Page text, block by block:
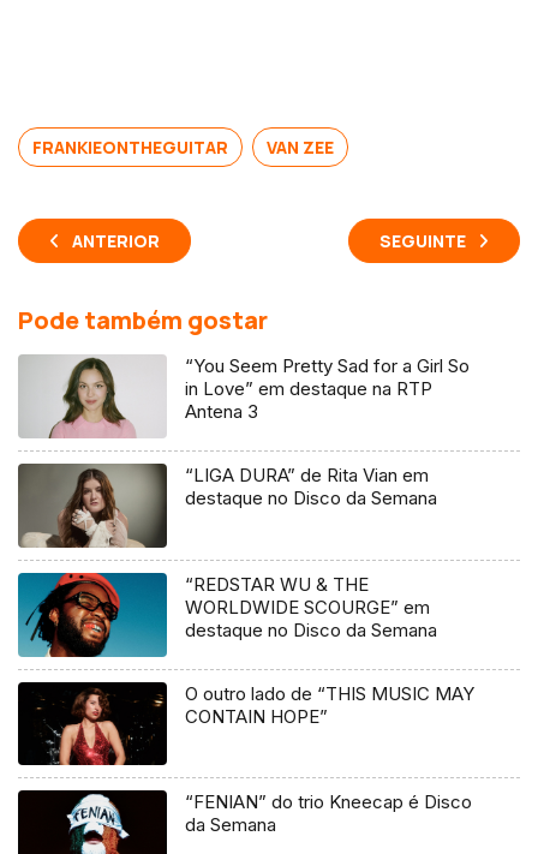
FRANKIEONTHEGUITAR VAN ZEE
ANTERIOR SEGUINTE
Pode também gostar
“You Seem Pretty Sad for a Girl So
in Love” em destaque na RTP
Antena 3
“LIGA DURA” de Rita Vian em
destaque no Disco da Semana
“REDSTAR WU & THE
WORLDWIDE SCOURGE” em
destaque no Disco da Semana
O outro lado de “THIS MUSIC MAY
CONTAIN HOPE”
“FENIAN” do trio Kneecap é Disco
da Semana